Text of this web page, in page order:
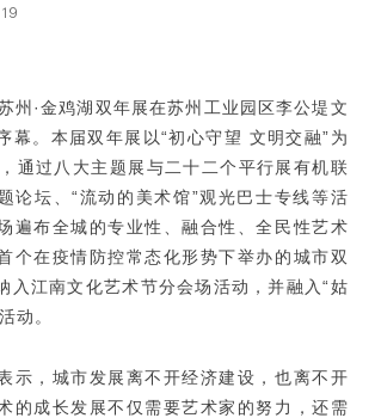
州·金鸡湖双年展在苏州工业园区李公堤文
幕。本届双年展以“初心守望 文明交融”为
通过八大主题展与二十二个平行展有机联
论坛、“流动的美术馆”观光巴士专线等活
遍布全城的专业性、融合性、全民性艺术
个在疫情防控常态化形势下举办的城市双
入江南文化艺术节分会场活动，并融入“姑
动。
示，城市发展离不开经济建设，也离不开
的成长发展不仅需要艺术家的努力，还需